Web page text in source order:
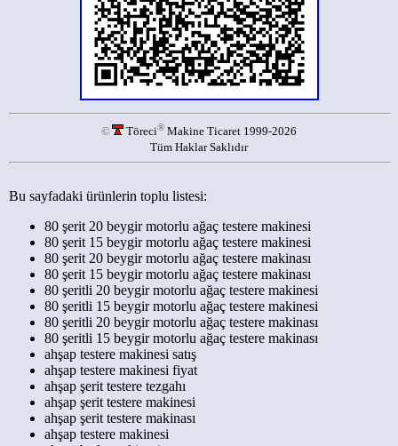
© Töreci® Makine Ticaret 1999-2026
Tüm Haklar Saklıdır
Bu sayfadaki ürünlerin toplu listesi:
80 şerit 20 beygir motorlu ağaç testere makinesi
80 şerit 15 beygir motorlu ağaç testere makinesi
80 şerit 20 beygir motorlu ağaç testere makinası
80 şerit 15 beygir motorlu ağaç testere makinası
80 şeritli 20 beygir motorlu ağaç testere makinesi
80 şeritli 15 beygir motorlu ağaç testere makinesi
80 şeritli 20 beygir motorlu ağaç testere makinası
80 şeritli 15 beygir motorlu ağaç testere makinası
ahşap testere makinesi satış
ahşap testere makinesi fiyat
ahşap şerit testere tezgahı
ahşap şerit testere makinesi
ahşap şerit testere makinası
ahşap testere makinesi